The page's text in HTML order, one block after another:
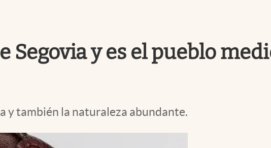
Segovia y es el pueblo
y también la naturaleza abundante.